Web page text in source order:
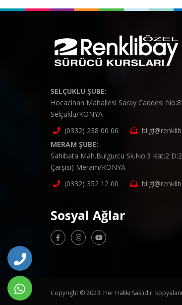
SELÇUKLU ŞUBE:
Hocacihan Mahallesi Saray Caddesi
Selçuklu/KONYA
(0332) 238 00 06
MERAM ŞUBE:
Sahibata Mah.Bulgurcu Sk.No:3 Kat:2
Çarşısı) Meram/KONYA
(0332) 352 12 00
Sosyal Ağlar
Copyright © 2023. Her Hakkı Saklıdır.